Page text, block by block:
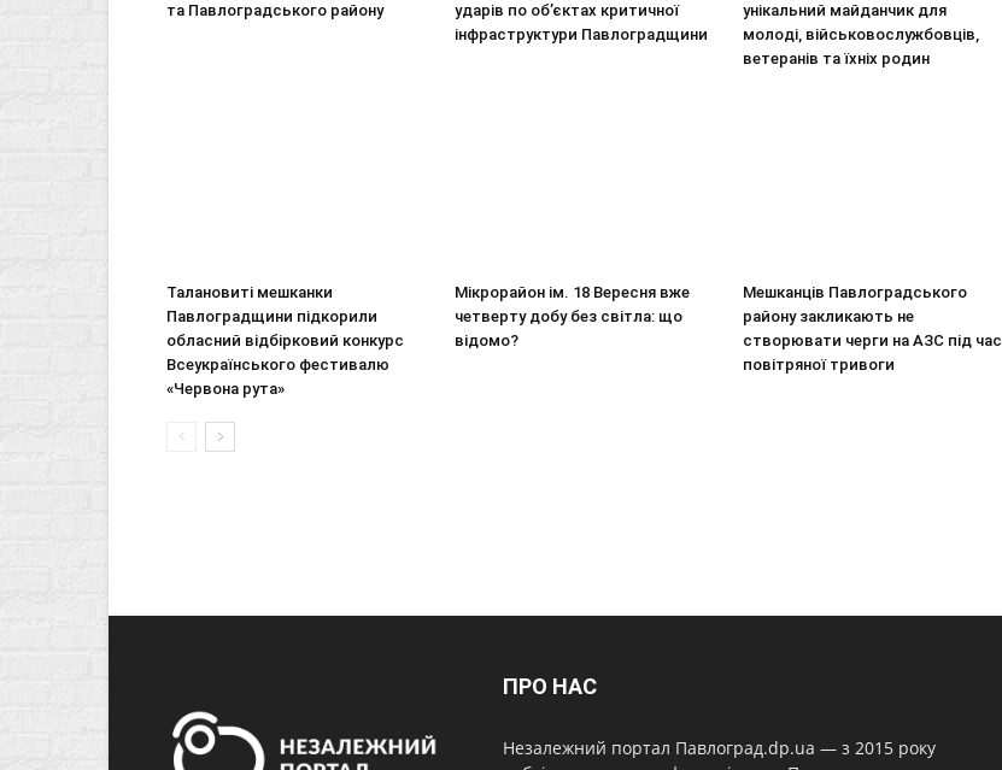
та Павлоградського району
ударів по об’єктах критичної
інфраструктури Павлоградщини
унікальний майданчик для
молоді, військовослужбовців,
ветеранів та їхніх родин
Талановиті мешканки
Павлоградщини підкорили
обласний відбірковий конкурс
Всеукраїнського фестивалю
«Червона рута»
Мікрорайон ім. 18 Вересня вже
четверту добу без світла: що
відомо?
Мешканців Павлоградського
району закликають не
створювати черги на АЗС під час
повітряної тривоги
ПРО НАС
Незалежний портал Павлоград.dp.ua — з 2015 року